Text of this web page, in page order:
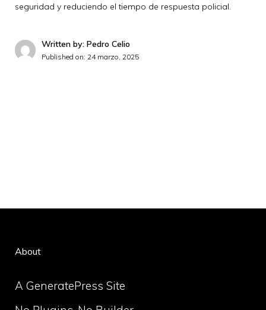
seguridad y reduciendo el tiempo de respuesta policial.
Written by: Pedro Celio
Published on: 24 marzo, 2025
About
A GeneratePress Site